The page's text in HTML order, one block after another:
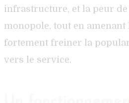
infrastructure, et la peur
monopole, tout en amenant
fortement freiner la
vers le service.